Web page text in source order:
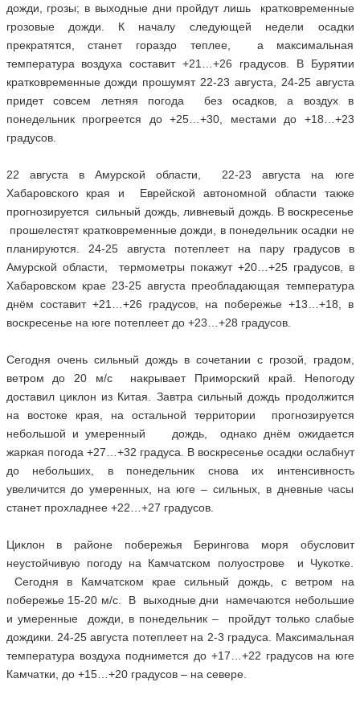
дожди, грозы; в выходные дни пройдут лишь кратковременные
грозовые дожди. К началу следующей недели осадки
прекратятся, станет гораздо теплее, а максимальная
температура воздуха составит +21…+26 градусов. В Бурятии
кратковременные дожди прошумят 22-23 августа, 24-25 августа
придет совсем летняя погода без осадков, а воздух в
понедельник прогреется до +25…+30, местами до +18…+23
градусов.
22 августа в Амурской области, 22-23 августа на юге
Хабаровского края и Еврейской автономной области также
прогнозируется сильный дождь, ливневый дождь. В воскресенье
прошелестят кратковременные дожди, в понедельник осадки не
планируются. 24-25 августа потеплеет на пару градусов в
Амурской области, термометры покажут +20…+25 градусов, в
Хабаровском крае 23-25 августа преобладающая температура
днём составит +21…+26 градусов, на побережье +13…+18, в
воскресенье на юге потеплеет до +23…+28 градусов.
Сегодня очень сильный дождь в сочетании с грозой, градом,
ветром до 20 м/с накрывает Приморский край. Непогоду
доставил циклон из Китая. Завтра сильный дождь продолжится
на востоке края, на остальной территории прогнозируется
небольшой и умеренный дождь, однако днём ожидается
жаркая погода +27…+32 градуса. В воскресенье осадки ослабнут
до небольших, в понедельник снова их интенсивность
увеличится до умеренных, на юге – сильных, в дневные часы
станет прохладнее +22…+27 градусов.
Циклон в районе побережья Берингова моря обусловит
неустойчивую погоду на Камчатском полуострове и Чукотке.
Сегодня в Камчатском крае сильный дождь, с ветром на
побережье 15-20 м/с. В выходные дни намечаются небольшие
и умеренные дожди, в понедельник – пройдут только слабые
дождики. 24-25 августа потеплеет на 2-3 градуса. Максимальная
температура воздуха поднимется до +17…+22 градусов на юге
Камчатки, до +15…+20 градусов – на севере.